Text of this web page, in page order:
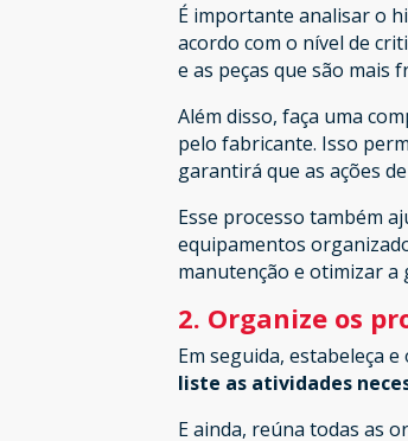
É importante analisar o
acordo com o nível de
e as peças que são mais
Além disso, faça uma
pelo fabricante. Isso
garantirá que as ações
Esse processo também
equipamentos
manutenção e otimizar a
2. Organize os
Em seguida, estabeleça
liste as atividades
E ainda, reúna todas as